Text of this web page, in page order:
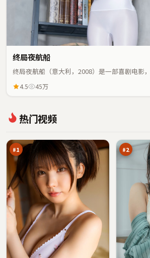
终局夜航船
终局夜航船（意大利，2008）是一部喜剧电影
4.5 45万
热门视频
#1
石
剧 97
#2
火